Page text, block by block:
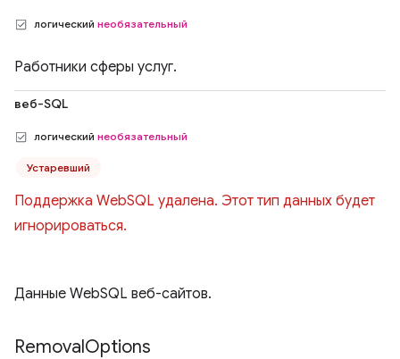
логический необязательный
Работники сферы услуг.
веб-SQL
логический необязательный
Устаревший
Поддержка WebSQL удалена. Этот тип данных будет
игнорироваться.
Данные WebSQL веб-сайтов.
RemovalOptions